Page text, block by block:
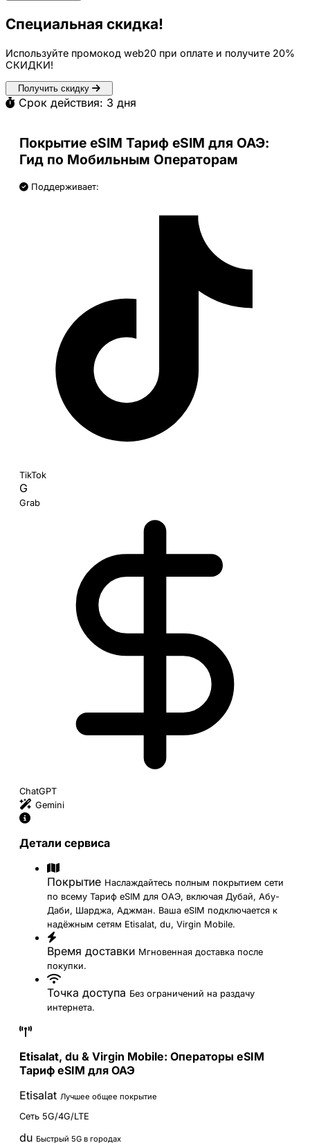
Специальная скидка!
Используйте промокод web20 при оплате и получите 20%
СКИДКИ!
Получить скидку
Срок действия: 3 дня
Покрытие eSIM Тариф eSIM для ОАЭ:
Гид по Мобильным Операторам
Поддерживает:
TikTok
G
Grab
ChatGPT
Gemini
Детали сервиса
Покрытие Наслаждайтесь полным покрытием сети
по всему Тариф eSIM для ОАЭ, включая Дубай, Абу-
Даби, Шарджа, Аджман. Ваша eSIM подключается к
надёжным сетям Etisalat, du, Virgin Mobile.
Время доставки Мгновенная доставка после
покупки.
Точка доступа Без ограничений на раздачу
интернета.
Etisalat, du & Virgin Mobile: Операторы eSIM
Тариф eSIM для ОАЭ
Etisalat Лучшее общее покрытие
Сеть 5G/4G/LTE
du Быстрый 5G в городах